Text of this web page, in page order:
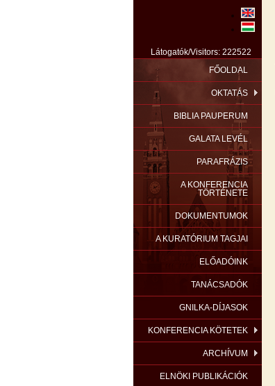
Látogatók/Visitors: 222522
FŐOLDAL
OKTATÁS
BIBLIA PAUPERUM
GALATA LEVÉL
PARAFRÁZIS
A KONFERENCIA
TÖRTÉNETE
DOKUMENTUMOK
A KURATÓRIUM TAGJAI
ELŐADÓINK
TANÁCSADÓK
GNILKA-DÍJASOK
KONFERENCIA KÖTETEK
ARCHÍVUM
ELNÖKI PUBLIKÁCIÓK